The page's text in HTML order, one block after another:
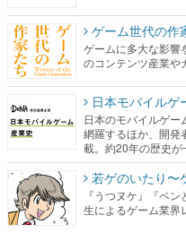
ゲーム世代の作
ゲームに多大な影響
のコンテンツ産業や
日本モバイルゲ
日本のモバイルゲ
網羅するほか、開発
載。約20年の歴史が
若ゲのいたり〜
『うつヌケ』『ペ
生によるゲーム業界